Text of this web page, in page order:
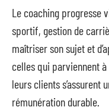
Le coaching progresse
sportif, gestion de
maîtriser son sujet et
celles qui parviennent
leurs clients s’assurent
rémunération durable.